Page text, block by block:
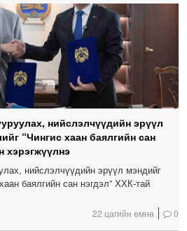
нийслэлчүүдийн эрүүл
“Чингис хаан баялгийн сан
хэрэгжүүлнэ
нийслэлчүүдийн эрүүл мэндийг
баялгийн сан нэгдэл” ХХК-тай
22 цагийн өмнө 0